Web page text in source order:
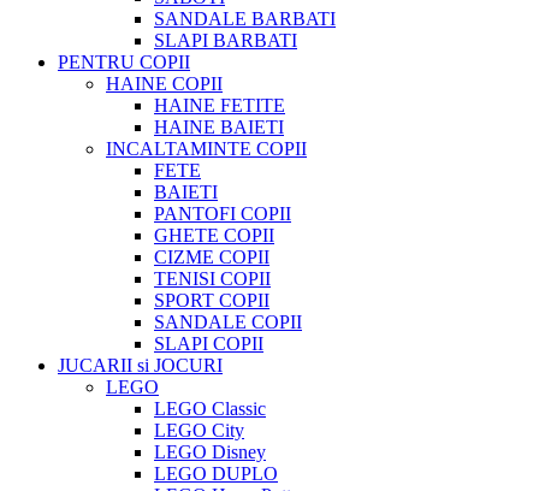
SANDALE BARBATI
SLAPI BARBATI
PENTRU COPII
HAINE COPII
HAINE FETITE
HAINE BAIETI
INCALTAMINTE COPII
FETE
BAIETI
PANTOFI COPII
GHETE COPII
CIZME COPII
TENISI COPII
SPORT COPII
SANDALE COPII
SLAPI COPII
JUCARII si JOCURI
LEGO
LEGO Classic
LEGO City
LEGO Disney
LEGO DUPLO